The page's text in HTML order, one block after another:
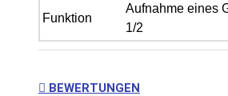
Funktion
Aufnahme eines
1/2
BEWERTUNGEN